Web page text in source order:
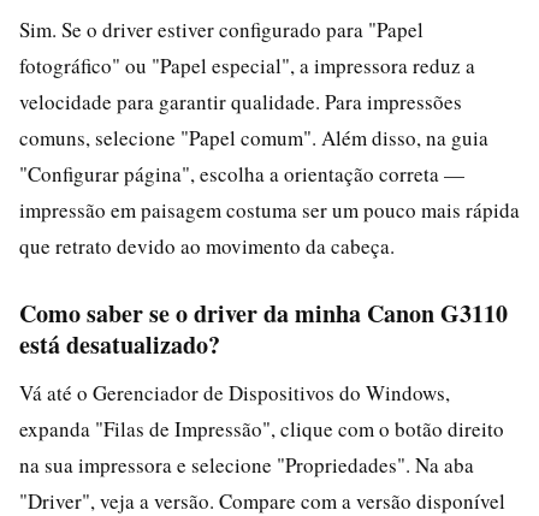
Sim. Se o driver estiver configurado para "Papel
fotográfico" ou "Papel especial", a impressora reduz a
velocidade para garantir qualidade. Para impressões
comuns, selecione "Papel comum". Além disso, na guia
"Configurar página", escolha a orientação correta —
impressão em paisagem costuma ser um pouco mais rápida
que retrato devido ao movimento da cabeça.
Como saber se o driver da minha Canon G3110
está desatualizado?
Vá até o Gerenciador de Dispositivos do Windows,
expanda "Filas de Impressão", clique com o botão direito
na sua impressora e selecione "Propriedades". Na aba
"Driver", veja a versão. Compare com a versão disponível